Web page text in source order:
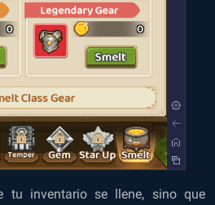
tu inventario se llene, sino que